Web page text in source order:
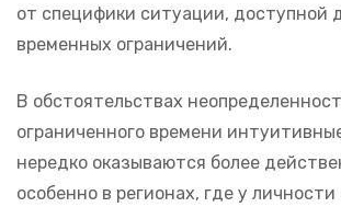
от специфики ситуации, доступной
временных ограничений.
В обстоятельствах
ограниченного времени
нередко оказываются более
особенно в регионах, где у